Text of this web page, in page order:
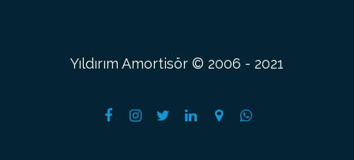
Yıldırım Amortisör © 2006 - 2021